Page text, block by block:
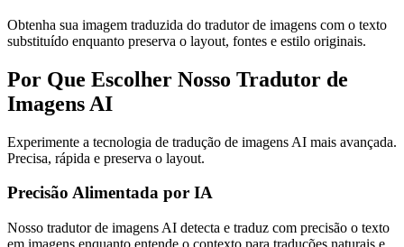
Obtenha sua imagem traduzida do tradutor de imagens com o texto
substituído enquanto preserva o layout, fontes e estilo originais.
Por Que Escolher Nosso Tradutor de
Imagens AI
Experimente a tecnologia de tradução de imagens AI mais avançada.
Precisa, rápida e preserva o layout.
Precisão Alimentada por IA
Nosso tradutor de imagens AI detecta e traduz com precisão o texto
em imagens enquanto entende o contexto para traduções naturais e